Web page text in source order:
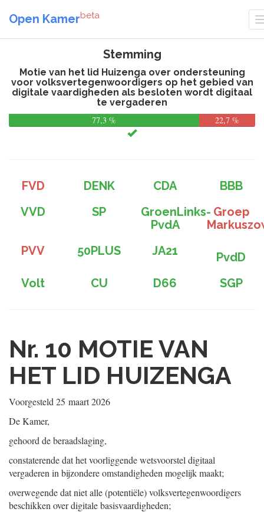
Open Kamerbeta
Stemming
Motie van het lid Huizenga over ondersteuning
voor volksvertegenwoordigers op het gebied van
digitale vaardigheden als besloten wordt digitaal
te vergaderen
77,3 %
22,7 %
FVD DENK CDA
BBB
VVD
SP
GroenLinks-
PvdA
Groep
PVV
50PLUS JA21
PvdD
Volt
CU D66 SGP
Nr. 10 MOTIE VAN
HET LID HUIZENGA
Voorgesteld 25 maart 2026
De Kamer,
gehoord de beraadslaging,
constaterende dat het voorliggende wetsvoorstel digitaal
vergaderen in bijzondere omstandigheden mogelijk maakt;
overwegende dat niet alle (potentiële) volksvertegenwoordigers
beschikken over digitale basisvaardigheden;